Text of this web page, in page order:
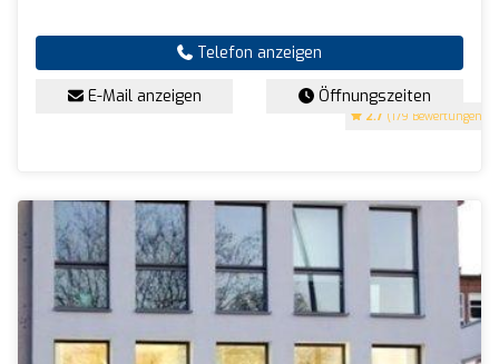
2.7 (179 Bewertungen)
Telefon anzeigen
E-Mail anzeigen Öffnungszeiten